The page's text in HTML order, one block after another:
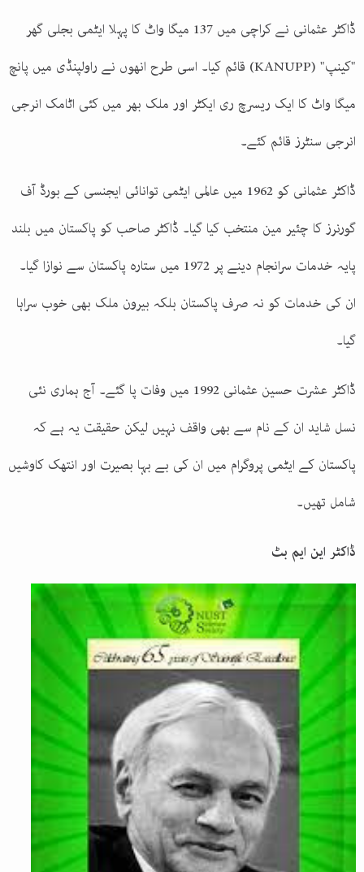
ڈاکٹر عثمانی نے کراچی میں 137 میگا واٹ کا پہلا ایٹمی بجلی گھر
"کینپ" (KANUPP) قائم کیا۔ اسی طرح انھوں نے راولپنڈی میں پانچ
میگا واٹ کا ایک ریسرچ ری ایکٹر اور ملک بھر میں کئی اٹامک انرجی
انرجی سنٹرز قائم کئے۔
ڈاکٹر عثمانی کو 1962 میں عالمی ایٹمی توانائی ایجنسی کے بورڈ آف
گورنرز کا چئیر مین منتخب کیا گیا۔ ڈاکٹر صاحب کو پاکستان میں بلند
پایہ خدمات سرانجام دینے پر 1972 میں ستارہ پاکستان سے نوازا گیا۔
ان کی خدمات کو نہ صرف پاکستان بلکہ بیرون ملک بھی خوب سراہا
گیا۔
ڈاکٹر عشرت حسین عثمانی 1992 میں وفات پا گئے۔ آج ہماری نئی
نسل شاید ان کے نام سے بھی واقف نہیں لیکن حقیقت یہ ہے کہ
پاکستان کے ایٹمی پروگرام میں ان کی بے بہا بصیرت اور انتھک کاوشیں
شامل تھیں۔
ڈاکٹر این ایم بٹ